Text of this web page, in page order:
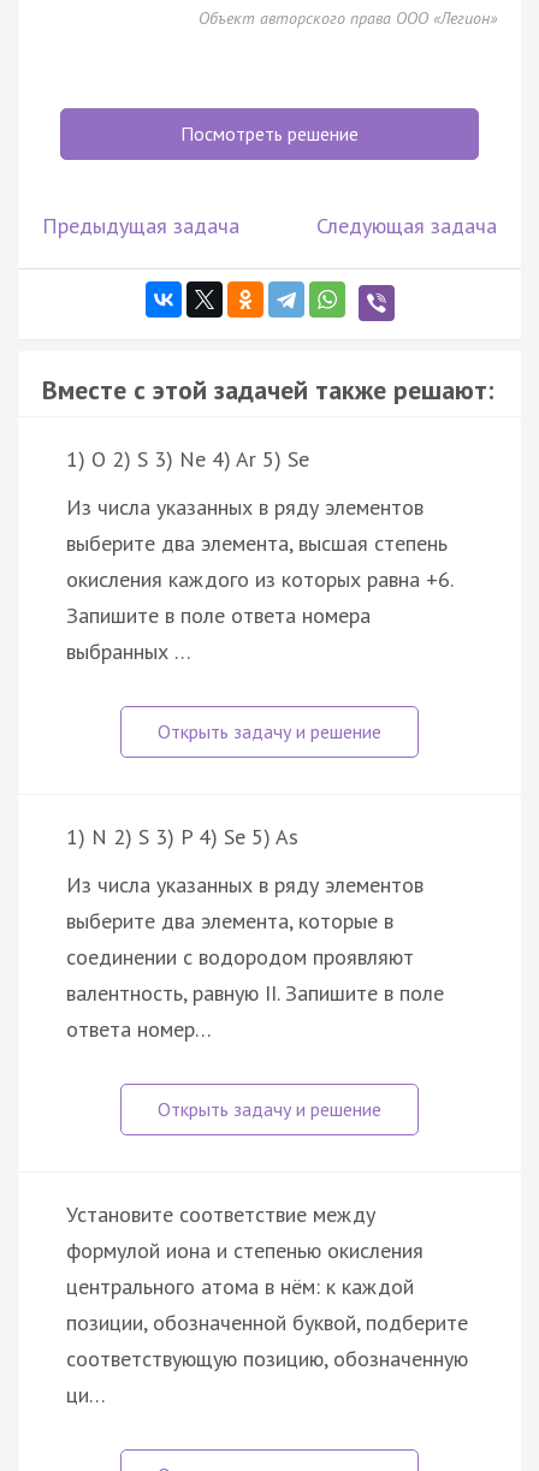
Объект авторского права ООО «Легион»
Посмотреть решение
Предыдущая задача Следующая задача
Вместе с этой задачей также решают:
1) O 2) S 3) Ne 4) Ar 5) Se
Из числа указанных в ряду элементов
выберите два элемента, высшая степень
окисления каждого из которых равна +6.
Запишите в поле ответа номера
выбранных …
1) N 2) S 3) P 4) Se 5) As
Из числа указанных в ряду элементов
выберите два элемента, которые в
соединении с водородом проявляют
валентность, равную II. Запишите в поле
ответа номер…
Установите соответствие между
формулой иона и степенью окисления
центрального атома в нём: к каждой
позиции, обозначенной буквой, подберите
соответствующую позицию, обозначенную
ци…